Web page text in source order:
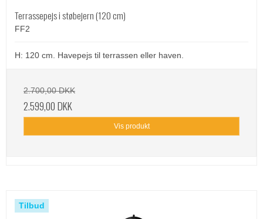
Terrassepejs i støbejern (120 cm)
FF2
H: 120 cm. Havepejs til terrassen eller haven.
2.700,00 DKK
2.599,00 DKK
Vis produkt
Tilbud